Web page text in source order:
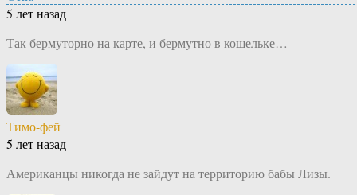
5 лет назад
Так бермуторно на карте, и бермутно в кошельке…
Тимо-фей
5 лет назад
Американцы никогда не зайдут на территорию бабы Лизы.